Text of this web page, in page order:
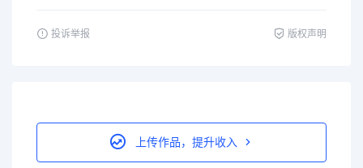
投诉举报 版权声明
上传作品，提升收入